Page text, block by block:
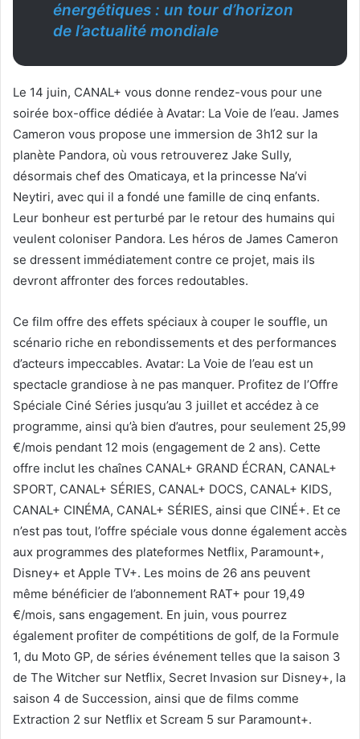
énergétiques : un tour d’horizon
de l’actualité mondiale
Le 14 juin, CANAL+ vous donne rendez-vous pour une
soirée box-office dédiée à Avatar: La Voie de l’eau. James
Cameron vous propose une immersion de 3h12 sur la
planète Pandora, où vous retrouverez Jake Sully,
désormais chef des Omaticaya, et la princesse Na’vi
Neytiri, avec qui il a fondé une famille de cinq enfants.
Leur bonheur est perturbé par le retour des humains qui
veulent coloniser Pandora. Les héros de James Cameron
se dressent immédiatement contre ce projet, mais ils
devront affronter des forces redoutables.
Ce film offre des effets spéciaux à couper le souffle, un
scénario riche en rebondissements et des performances
d’acteurs impeccables. Avatar: La Voie de l’eau est un
spectacle grandiose à ne pas manquer. Profitez de l’Offre
Spéciale Ciné Séries jusqu’au 3 juillet et accédez à ce
programme, ainsi qu’à bien d’autres, pour seulement 25,99
€/mois pendant 12 mois (engagement de 2 ans). Cette
offre inclut les chaînes CANAL+ GRAND ÉCRAN, CANAL+
SPORT, CANAL+ SÉRIES, CANAL+ DOCS, CANAL+ KIDS,
CANAL+ CINÉMA, CANAL+ SÉRIES, ainsi que CINÉ+. Et ce
n’est pas tout, l’offre spéciale vous donne également accès
aux programmes des plateformes Netflix, Paramount+,
Disney+ et Apple TV+. Les moins de 26 ans peuvent
même bénéficier de l’abonnement RAT+ pour 19,49
€/mois, sans engagement. En juin, vous pourrez
également profiter de compétitions de golf, de la Formule
1, du Moto GP, de séries événement telles que la saison 3
de The Witcher sur Netflix, Secret Invasion sur Disney+, la
saison 4 de Succession, ainsi que de films comme
Extraction 2 sur Netflix et Scream 5 sur Paramount+.